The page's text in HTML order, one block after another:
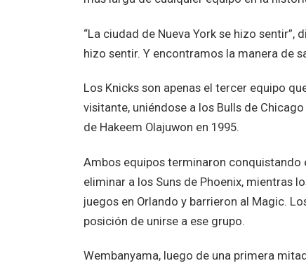
“La ciudad de Nueva York se hizo sentir”,
hizo sentir. Y encontramos la manera de
Los Knicks son apenas el tercer equipo
visitante, uniéndose a los Bulls de
de Hakeem Olajuwon en 1995.
Ambos equipos terminaron conquistando
eliminar a los Suns de Phoenix, mientras
juegos en Orlando y barrieron al Magic.
posición de unirse a ese grupo.
Wembanyama, luego de una primera